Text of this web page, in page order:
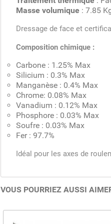
Masse volumique: 7.85
Dressage de face et
Composition chimique :
Carbone : 1.25% Max
Silicium : 0.3% Max
Manganèse : 0.4% Max
Chrome: 0.08% Max
Vanadium : 0.12% Max
Phosphore : 0.03% Max
Soufre : 0.03% Max
Fer : 97.7%
Idéal pour les axes de
VOUS POURRIEZ AUSSI